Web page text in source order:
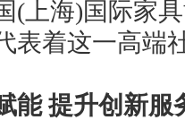
(上海)国际家
表着这一高端
能 提升创新服